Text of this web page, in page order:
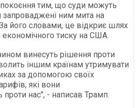
тим, що суди можуть
запроваджені ним мита на
його словами, це відкриє шлях
тиску на США.
винесуть рішення проти
іншим країнам утримувати
за допомогою своїх
які вони
проти нас", - написав Трамп.